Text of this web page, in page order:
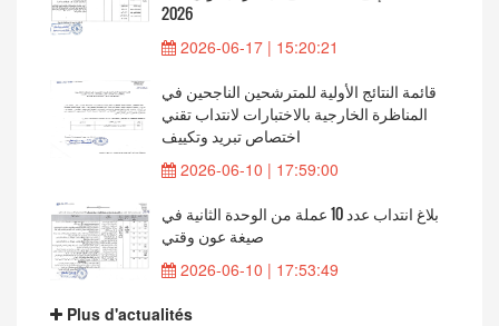
2026
2026-06-17 | 15:20:21
قائمة النتائج الأولية للمترشحين الناجحين في
المناظرة الخارجية بالاختبارات لانتداب تقني
اختصاص تبريد وتكييف
2026-06-10 | 17:59:00
بلاغ انتداب عدد 10 عملة من الوحدة الثانية في
صيغة عون وقتي
2026-06-10 | 17:53:49
Plus d'actualités